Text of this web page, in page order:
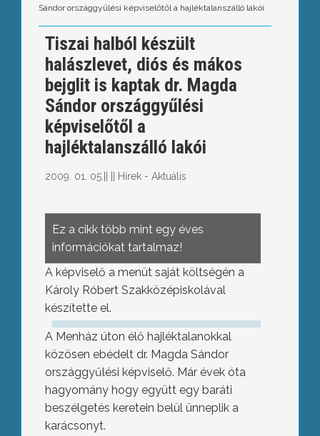
Sándor országgyűlési képviselőtől a hajléktalanszálló lakói
Tiszai halból készült
halászlevet, diós és mákos
bejglit is kaptak dr. Magda
Sándor országgyűlési
képviselőtől a
hajléktalanszálló lakói
2009. 01. 05. Hírek - Aktuális
Ez a cikk több mint egy éves
információkat tartalmaz!
A képviselő a menüt saját költségén a
Károly Róbert Szakközépiskolával
készítette el.
A Menház úton élő hajléktalanokkal
közösen ebédelt dr. Magda Sándor
országgyűlési képviselő. Már évek óta
hagyomány hogy együtt egy baráti
beszélgetés keretein belül ünneplik a
karácsonyt.